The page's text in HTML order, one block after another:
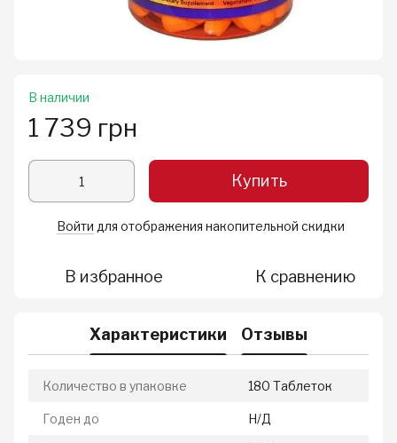
В наличии
1 739 грн
Купить
Войти для отображения накопительной скидки
В избранное К сравнению
Характеристики Отзывы
Количество в упаковке 180 Таблеток
Годен до Н/Д